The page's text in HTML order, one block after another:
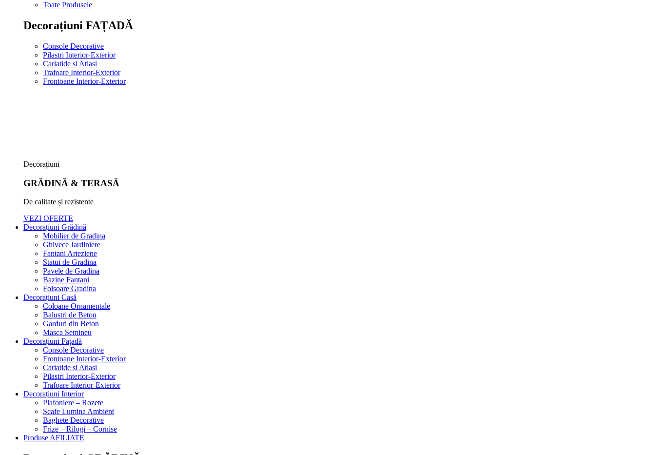
Toate Produsele
Decorațiuni FAȚADĂ
Console Decorative
Pilastri Interior-Exterior
Cariatide si Atlasi
Trafoare Interior-Exterior
Frontoane Interior-Exterior
Decorațiuni
GRĂDINĂ & TERASĂ
De calitate și rezistente
VEZI OFERTE
Decorațiuni Grădină
Mobilier de Gradina
Ghivece Jardiniere
Fantani Arteziene
Statui de Gradina
Pavele de Gradina
Bazine Fantani
Foisoare Gradina
Decorațiuni Casă
Coloane Ornamentale
Balustri de Beton
Garduri din Beton
Masca Semineu
Decorațiuni Fațadă
Console Decorative
Frontoane Interior-Exterior
Cariatide si Atlasi
Pilastri Interior-Exterior
Trafoare Interior-Exterior
Decorațiuni Interior
Plafoniere – Rozete
Scafe Lumina Ambient
Baghete Decorative
Frize – Rilogi – Cornise
Produse AFILIATE